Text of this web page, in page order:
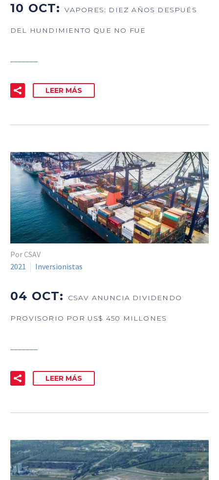
10 OCT: VAPORES: DIEZ AÑOS DESPUÉS
DEL HUNDIMIENTO QUE NO FUE
LEER MÁS
Por CSAV
2021
Inversionistas
04 OCT: CSAV ANUNCIA DIVIDENDO
PROVISORIO POR US$ 450 MILLONES
LEER MÁS